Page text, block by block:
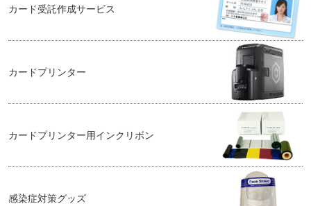
カード受託作成サービス
カードプリンター
カードプリンター用インクリボン
感染症対策グッズ